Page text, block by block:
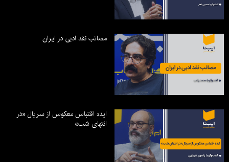
مصائب نقد ادبی در ایران
ایده اقتباس معکوس از سریال «در
انتهای شب»